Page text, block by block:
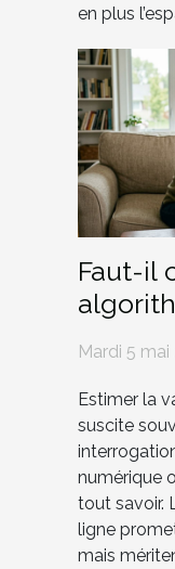
en plus
Faut-il
Mardi 5 mai
Estimer la
suscite
numérique
tout savoir.
ligne
mais